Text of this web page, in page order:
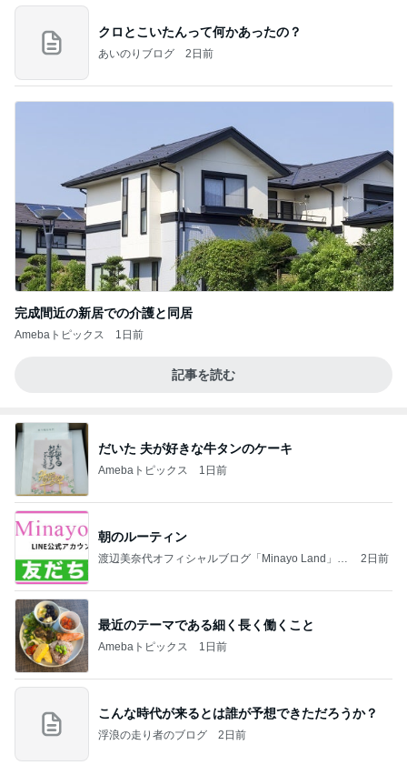
クロとこいたんって何かあったの？
あいのりブログ 2日前
完成間近の新居での介護と同居
Amebaトピックス 1日前
記事を読む
だいた 夫が好きな牛タンのケーキ
Amebaトピックス 1日前
朝のルーティン
渡辺美奈代オフィシャルブログ「Minayo Land」P
2日前
最近のテーマである細く長く働くこと
Amebaトピックス 1日前
こんな時代が来るとは誰が予想できただろうか？
浮浪の走り者のブログ 2日前